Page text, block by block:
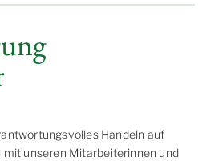
Handeln auf
mit unseren Mitarbeiterinnen und